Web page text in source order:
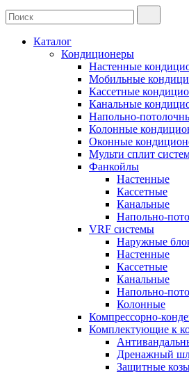
Каталог
Кондиционеры
Настенные
Мобильные
Кассетные
Канальные
Напольно-
Колонные
Оконные
Мульти сплит
Фанкойлы
Настенные
Кассетные
Канальные
Напольно-
VRF системы
Наружные
Настенные
Кассетные
Канальные
Напольно-
Колонные
Компрессорно-
Комплектующие к
Дренажный
Защитные